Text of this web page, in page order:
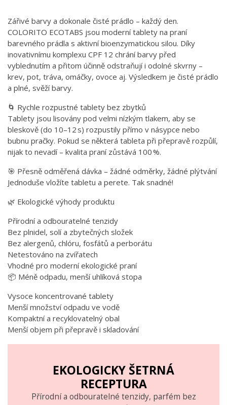
Zářivé barvy a dokonale čisté prádlo – každý den.
COLORITO ECOTABS jsou moderní tablety na praní
barevného prádla s aktivní bioenzymatickou silou. Díky
inovativnímu komplexu CPF 12 chrání barvy před
vyblednutím a přitom účinně odstraňují i odolné skvrny –
krev, pot, tráva, omáčky, ovoce aj. Výsledkem je čisté prádlo
a plné, svěží barvy.
🌀 Rychle rozpustné tablety bez zbytků
Tablety jsou lisovány pod velmi nízkým tlakem, aby se
bleskově (do 10–12 s) rozpustily přímo v násypce nebo
bubnu pračky. Pokud se některá tableta při přepravě rozpůlí,
nijak to nevadí – kvalita praní zůstává 100 %.
🎯 Přesně odměřená dávka – žádné odměrky, žádné plýtvání
Jednoduše vložíte tabletu a perete. Tak snadné!
🌿 Ekologické výhody produktu
Přírodní a odbouratelné tenzidy
Bez plnidel, solí a zbytečných složek
Bez alergenů, chlóru, fosfátů a perborátu
Netestováno na zvířatech
Vhodné pro moderní ekologické praní
📦 Méně odpadu, menší uhlíková stopa
Vysoce koncentrované tablety
Menší množství odpadu ve vodě
Kompaktní a recyklovatelný obal
Menší objem při přepravě i skladování
EKOLOGICKY ŠETRNÁ
RECEPTURA
Přírodní a odbouratelné tenzidy, parfém bez